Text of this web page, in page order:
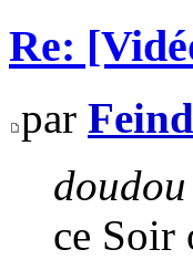
Re:
par
ce Soir